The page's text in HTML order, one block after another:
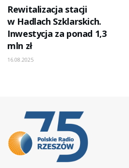
Rewitalizacja stacji
w Hadlach Szklarskich.
Inwestycja za ponad 1,3
mln zł
16.08.2025